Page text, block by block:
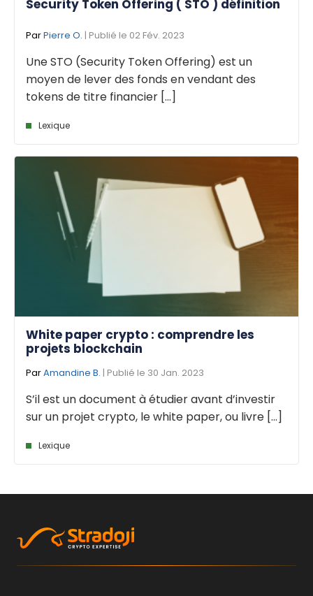
Security Token Offering ( STO ) définition
ParPierre O. | Publié le 02 Fév. 2023
Une STO (Security Token Offering) est un
moyen de lever des fonds en vendant des
tokens de titre financier [...]
Lexique
White paper crypto : comprendre les
projets blockchain
ParAmandine B. | Publié le 30 Jan. 2023
S’il est un document à étudier avant d’investir
sur un projet crypto, le white paper, ou livre [...]
Lexique